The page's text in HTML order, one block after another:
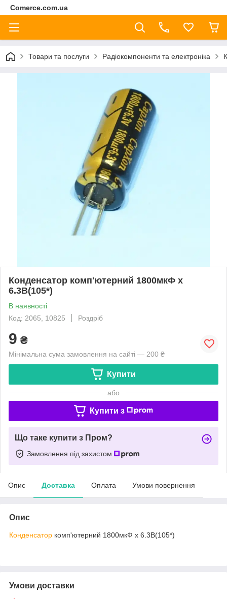
Comerce.com.ua
Товари та послуги Радіокомпоненти та електроніка
Конденсатор комп'ютерний 1800мкФ х
6.3В(105*)
В наявності
Код: 2065, 10825
Роздріб
9 ₴
Мінімальна сума замовлення на сайті — 200 ₴
Купити
або
Купити з
Що таке купити з Пром?
Замовлення під захистом
Опис Доставка Оплата Умови повернення
Опис
Конденсатор комп'ютерний 1800мкФ х 6.3В(105*)
Умови доставки